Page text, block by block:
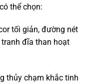
thể chọn:
tối giản, đường nét
đĩa than hoạt
thủy chạm khắc tinh